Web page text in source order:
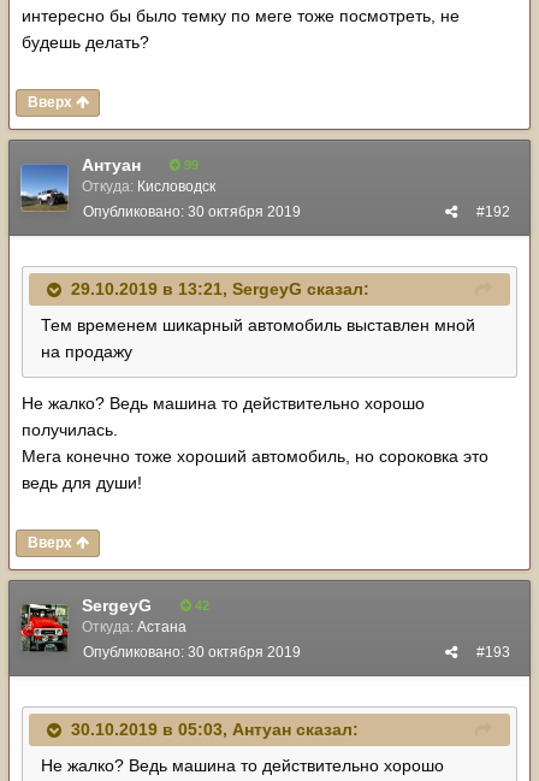
интересно бы было темку по меге тоже посмотреть, не
будешь делать?
Вверх
Антуан 99
Откуда: Кисловодск
#192
Опубликовано: 30 октября 2019
29.10.2019 в 13:21, SergeyG сказал:
Тем временем шикарный автомобиль выставлен мной
на продажу
Не жалко? Ведь машина то действительно хорошо
получилась.
Мега конечно тоже хороший автомобиль, но сороковка это
ведь для души!
Вверх
SergeyG 42
Откуда: Астана
#193
Опубликовано: 30 октября 2019
30.10.2019 в 05:03, Антуан сказал:
Не жалко? Ведь машина то действительно хорошо